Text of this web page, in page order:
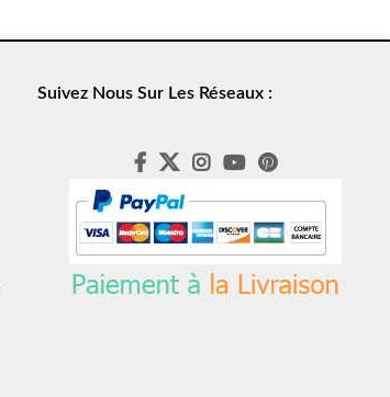
Suivez Nous Sur Les Réseaux :